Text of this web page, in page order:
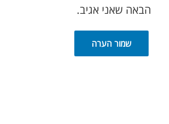
הבאה שאני אגיב.